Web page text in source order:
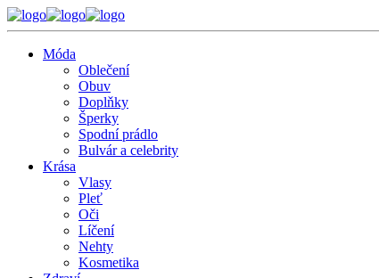
Móda
Oblečení
Obuv
Doplňky
Šperky
Spodní prádlo
Bulvár a celebrity
Krása
Vlasy
Pleť
Oči
Líčení
Nehty
Kosmetika